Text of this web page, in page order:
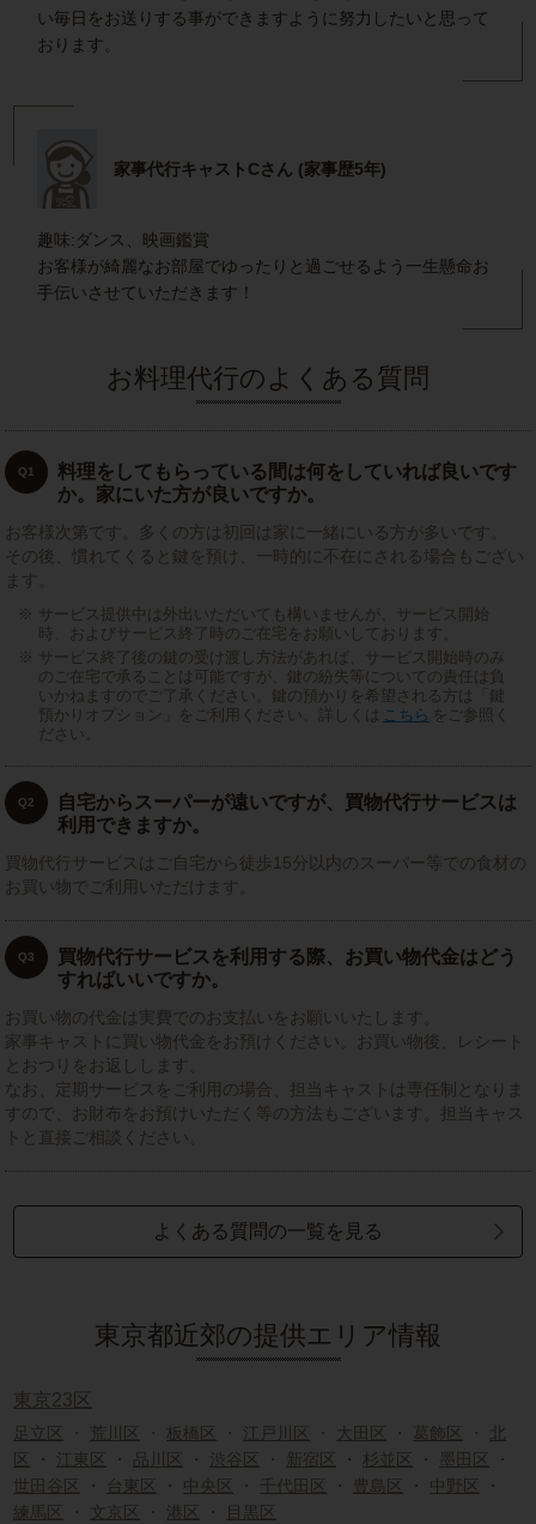
い毎日をお送りする事ができますように努力したいと思って
おります。
家事代行キャストCさん (家事歴5年)
趣味:ダンス、映画鑑賞
お客様が綺麗なお部屋でゆったりと過ごせるよう一生懸命お
手伝いさせていただきます！
お料理代行のよくある質問
Q1
料理をしてもらっている間は何をしていれば良いです
か。家にいた方が良いですか。
お客様次第です。多くの方は初回は家に一緒にいる方が多いです。
その後、慣れてくると鍵を預け、一時的に不在にされる場合もござい
ます。
サービス提供中は外出いただいても構いませんが、サービス開始
時、およびサービス終了時のご在宅をお願いしております。
サービス終了後の鍵の受け渡し方法があれば、サービス開始時のみ
のご在宅で承ることは可能ですが、鍵の紛失等についての責任は負
いかねますのでご了承ください。鍵の預かりを希望される方は「鍵
預かりオプション」をご利用ください。詳しくは こちら をご参照く
ださい。
Q2
自宅からスーパーが遠いですが、買物代行サービスは
利用できますか。
買物代行サービスはご自宅から徒歩15分以内のスーパー等での食材の
お買い物でご利用いただけます。
Q3
買物代行サービスを利用する際、お買い物代金はどう
すればいいですか。
お買い物の代金は実費でのお支払いをお願いいたします。
家事キャストに買い物代金をお預けください。お買い物後、レシート
とおつりをお返しします。
なお、定期サービスをご利用の場合、担当キャストは専任制となりま
すので、お財布をお預けいただく等の方法もございます。担当キャス
トと直接ご相談ください。
よくある質問の一覧を見る
東京都近郊の提供エリア情報
東京23区
足立区 ・ 荒川区 ・板橋区 ・ 江戸川区 ・ 大田区 ・ 葛飾区 ・
北
区
・ 江東区 ・ 品川区 ・ 渋谷区 ・ 新宿区 ・杉並区 ・ 墨田区
・
世田谷区
・ 台東区 ・ 中央区 ・ 千代田区 ・ 豊島区 ・ 中野区
・
練馬区
・ 文京区 ・ 港区 ・ 目黒区